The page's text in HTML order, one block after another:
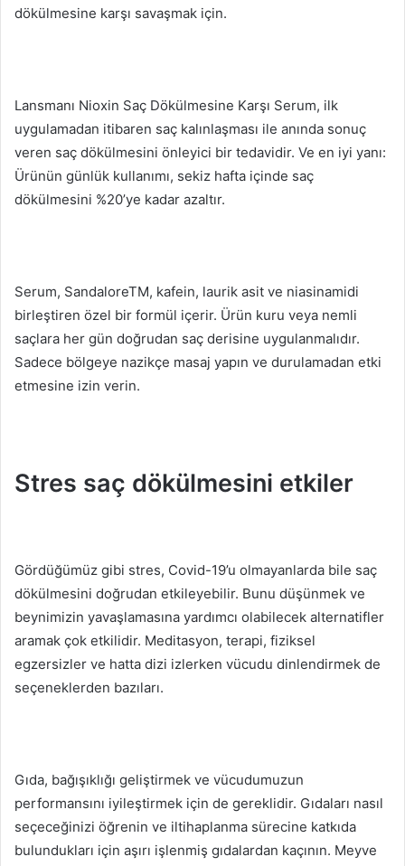
dökülmesine karşı savaşmak için.
Lansmanı Nioxin Saç Dökülmesine Karşı Serum, ilk
uygulamadan itibaren saç kalınlaşması ile anında sonuç
veren saç dökülmesini önleyici bir tedavidir. Ve en iyi yanı:
Ürünün günlük kullanımı, sekiz hafta içinde saç
dökülmesini %20’ye kadar azaltır.
Serum, SandaloreTM, kafein, laurik asit ve niasinamidi
birleştiren özel bir formül içerir. Ürün kuru veya nemli
saçlara her gün doğrudan saç derisine uygulanmalıdır.
Sadece bölgeye nazikçe masaj yapın ve durulamadan etki
etmesine izin verin.
Stres saç dökülmesini etkiler
Gördüğümüz gibi stres, Covid-19’u olmayanlarda bile saç
dökülmesini doğrudan etkileyebilir. Bunu düşünmek ve
beynimizin yavaşlamasına yardımcı olabilecek alternatifler
aramak çok etkilidir. Meditasyon, terapi, fiziksel
egzersizler ve hatta dizi izlerken vücudu dinlendirmek de
seçeneklerden bazıları.
Gıda, bağışıklığı geliştirmek ve vücudumuzun
performansını iyileştirmek için de gereklidir. Gıdaları nasıl
seçeceğinizi öğrenin ve iltihaplanma sürecine katkıda
bulundukları için aşırı işlenmiş gıdalardan kaçının. Meyve